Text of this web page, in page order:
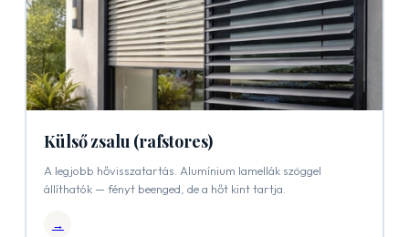
Külső zsalu (rafstores)
A legjobb hővisszatartás. Alumínium lamellák szöggel
állíthatók — fényt beenged, de a hőt kint tartja.
→